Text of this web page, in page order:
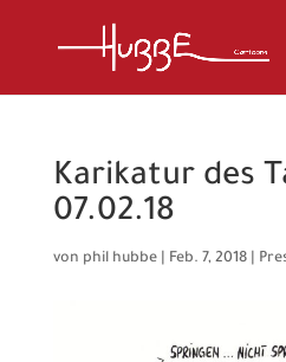
Karikatur des
07.02.18
von phil hubbe| Feb. 7, 2018|